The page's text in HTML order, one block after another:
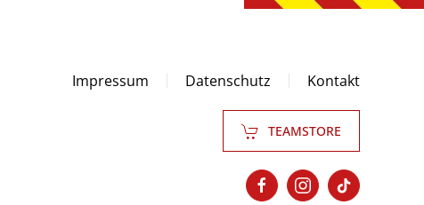
Impressum Datenschutz Kontakt
TEAMSTORE